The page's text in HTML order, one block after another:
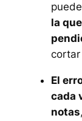
la
cortar
El
cada
notas